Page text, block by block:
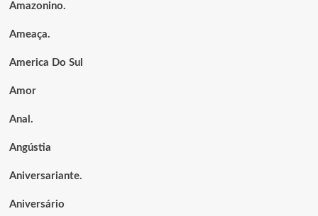
Amazonino.
Ameaça.
America Do Sul
Amor
Anal.
Angústia
Aniversariante.
Aniversário